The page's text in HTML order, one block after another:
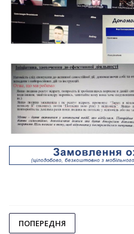
ПОПЕРЕДНЯ